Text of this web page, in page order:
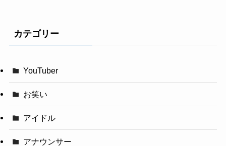
カテゴリー
YouTuber
お笑い
アイドル
アナウンサー